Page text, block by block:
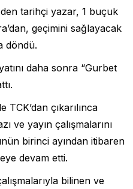
tarihçi yazar, 1 buçuk
geçimini sağlayacak
döndü.
daha sonra “Gurbet
TCK’dan çıkarılınca
ve yayın çalışmalarını
birinci ayından itibaren
devam etti.
bilinen ve